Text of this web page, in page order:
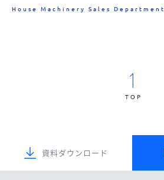
House Machinery Sales Department
TOP
資料ダウンロード